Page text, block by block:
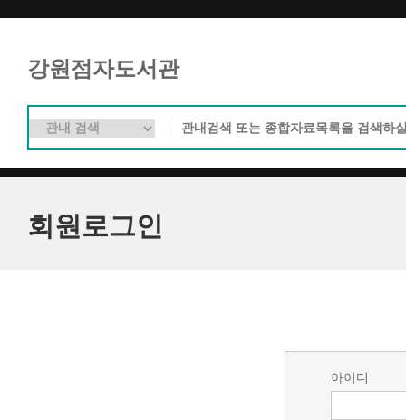
강원점자도서관
회원로그인
아이디